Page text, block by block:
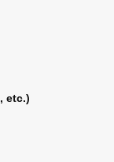
etc.)